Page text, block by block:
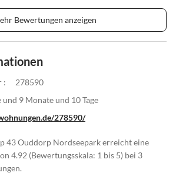
Bewertungen anzeigen
:
278590
und 9 Monate und 10 Tage
278590/
43 Ouddorp Nordseepark erreicht eine
4.92 (Bewertungsskala: 1 bis 5) bei 3